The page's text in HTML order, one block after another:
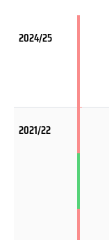
2024/25
2021/22